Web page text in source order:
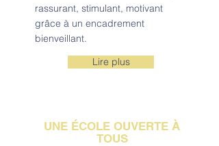
rassurant, stimulant, motivant
grâce à un encadrement
bienveillant.
Lire plus
UNE ÉCOLE OUVERTE À
TOUS